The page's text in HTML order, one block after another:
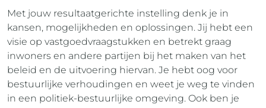
Met jouw resultaatgerichte instelling denk je in
kansen, mogelijkheden en oplossingen. Jij hebt een
visie op vastgoedvraagstukken en betrekt graag
inwoners en andere partijen bij het maken van het
beleid en de uitvoering hiervan. Je hebt oog voor
bestuurlijke verhoudingen en weet je weg te vinden
in een politiek-bestuurlijke omgeving. Ook ben je